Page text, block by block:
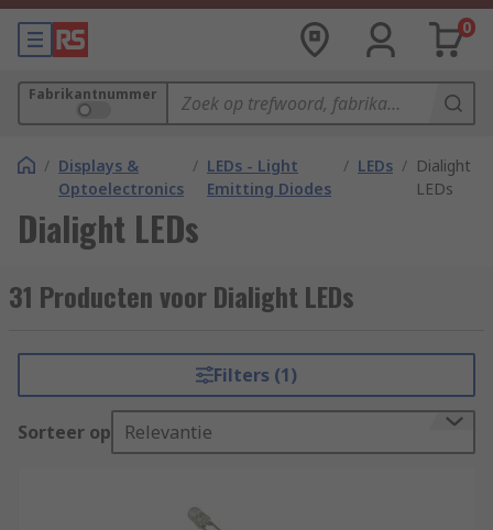
0
Fabrikantnummer
/ Displays &
Optoelectronics
/ LEDs - Light
Emitting Diodes
/ LEDs / Dialight
LEDs
Dialight LEDs
31 Producten voor Dialight LEDs
Filters (1)
Sorteer op Relevantie